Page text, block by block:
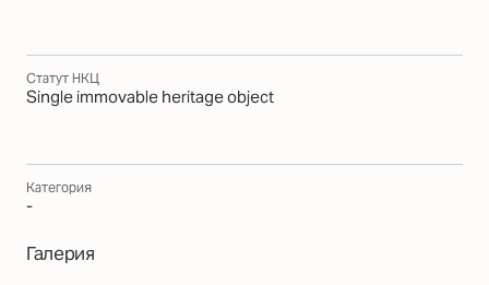
Статут НКЦ
Single immovable heritage object
Категория
-
Галерия